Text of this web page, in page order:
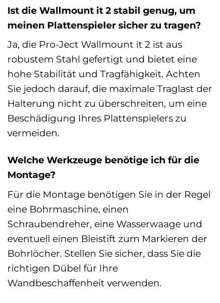
Ist die Wallmount it 2 stabil genug, um
meinen Plattenspieler sicher zu tragen?
Ja, die Pro-Ject Wallmount it 2 ist aus
robustem Stahl gefertigt und bietet eine
hohe Stabilität und Tragfähigkeit. Achten
Sie jedoch darauf, die maximale Traglast der
Halterung nicht zu überschreiten, um eine
Beschädigung Ihres Plattenspielers zu
vermeiden.
Welche Werkzeuge benötige ich für die
Montage?
Für die Montage benötigen Sie in der Regel
eine Bohrmaschine, einen
Schraubendreher, eine Wasserwaage und
eventuell einen Bleistift zum Markieren der
Bohrlöcher. Stellen Sie sicher, dass Sie die
richtigen Dübel für Ihre
Wandbeschaffenheit verwenden.